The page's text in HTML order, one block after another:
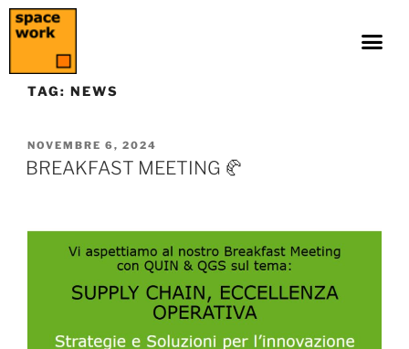
TAG: NEWS
NOVEMBRE 6, 2024
BREAKFAST MEETING 🥐